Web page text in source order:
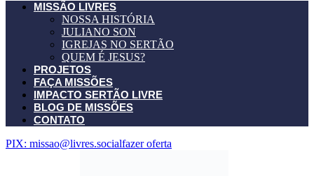
MISSÃO LIVRES
NOSSA HISTÓRIA
JULIANO SON
IGREJAS NO SERTÃO
QUEM É JESUS?
PROJETOS
FAÇA MISSÕES
IMPACTO SERTÃO LIVRE
BLOG DE MISSÕES
CONTATO
PIX: missao@livres.socialfazer oferta